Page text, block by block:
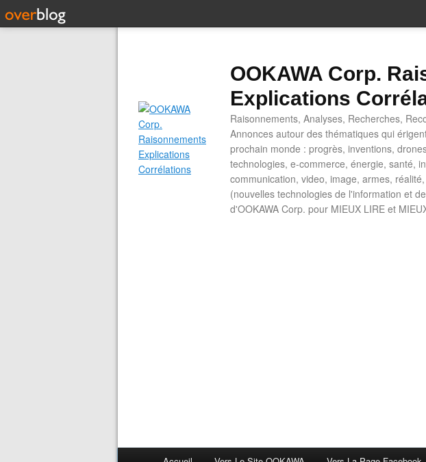
OOKAWA Corp.
Explications
Raisonnements, Analyses, Recherches,
Annonces autour des thématiques qui
prochain monde : progrès, inventions,
technologies, e-commerce, énergie, santé,
communication, video, image, armes,
(nouvelles technologies de l'information et
d'OOKAWA Corp. pour MIEUX LIRE et